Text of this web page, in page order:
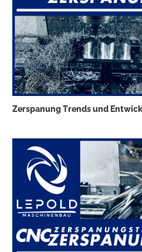
Zerspanung Trends und